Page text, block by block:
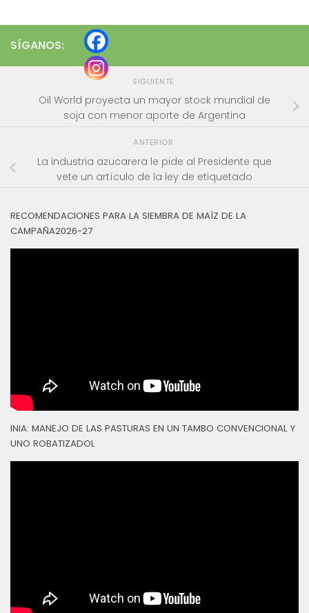
SÍGANOS:
SIGUIENTE
Oil World proyecta un mayor stock mundial de
soja con menor aporte de Argentina
ANTERIOR
La industria azucarera le pide al Presidente que
vete un artículo de la ley de etiquetado
RECOMENDACIONES PARA LA SIEMBRA DE MAÍZ DE LA
CAMPAÑA2026-27
INIA: MANEJO DE LAS PASTURAS EN UN TAMBO CONVENCIONAL Y
UNO ROBATIZADOL